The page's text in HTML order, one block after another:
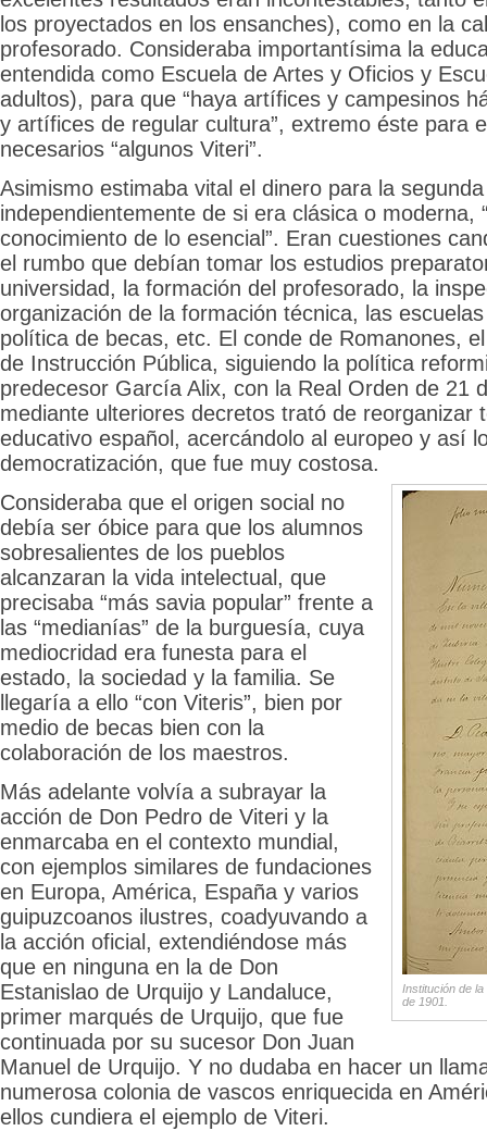
los proyectados en los ensanches), como en la
profesorado. Consideraba importantísima la
entendida como Escuela de Artes y Oficios y
adultos), para que “haya artífices y campesinos
y artífices de regular cultura”, extremo éste para
necesarios “algunos Viteri”.
Asimismo estimaba vital el dinero para la
independientemente de si era clásica o moderna,
conocimiento de lo esencial”. Eran cuestiones
el rumbo que debían tomar los estudios
universidad, la formación del profesorado, la
organización de la formación técnica, las
política de becas, etc. El conde de Romanones,
de Instrucción Pública, siguiendo la política
predecesor García Alix, con la Real Orden de 21
mediante ulteriores decretos trató de reorganizar
educativo español, acercándolo al europeo y así
democratización, que fue muy costosa.
Institución de
de 1901.
Consideraba que el origen social no
debía ser óbice para que los alumnos
sobresalientes de los pueblos
alcanzaran la vida intelectual, que
precisaba “más savia popular” frente a
las “medianías” de la burguesía, cuya
mediocridad era funesta para el
estado, la sociedad y la familia. Se
llegaría a ello “con Viteris”, bien por
medio de becas bien con la
colaboración de los maestros.
Más adelante volvía a subrayar la
acción de Don Pedro de Viteri y la
enmarcaba en el contexto mundial,
con ejemplos similares de fundaciones
en Europa, América, España y varios
guipuzcoanos ilustres, coadyuvando a
la acción oficial, extendiéndose más
que en ninguna en la de Don
Estanislao de Urquijo y Landaluce,
primer marqués de Urquijo, que fue
continuada por su sucesor Don Juan
Manuel de Urquijo. Y no dudaba en hacer un
numerosa colonia de vascos enriquecida en
ellos cundiera el ejemplo de Viteri.